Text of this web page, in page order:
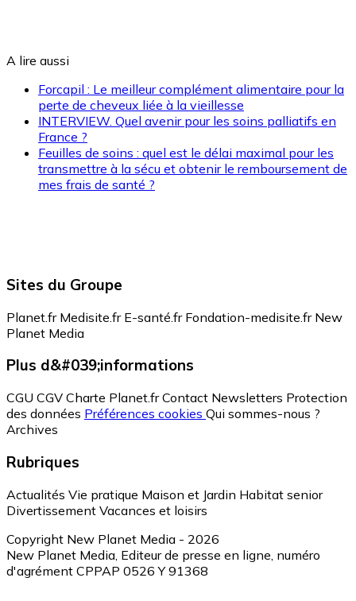
A lire aussi
Forcapil : Le meilleur complément alimentaire pour la
perte de cheveux liée à la vieillesse
INTERVIEW. Quel avenir pour les soins palliatifs en
France ?
Feuilles de soins : quel est le délai maximal pour les
transmettre à la sécu et obtenir le remboursement de
mes frais de santé ?
Sites du Groupe
Planet.fr Medisite.fr E-santé.fr Fondation-medisite.fr New
Planet Media
Plus d&#039;informations
CGU CGV Charte Planet.fr Contact Newsletters Protection
des données Préférences cookies Qui sommes-nous ?
Archives
Rubriques
Actualités Vie pratique Maison et Jardin Habitat senior
Divertissement Vacances et loisirs
Copyright New Planet Media - 2026
New Planet Media, Editeur de presse en ligne, numéro
d'agrément CPPAP 0526 Y 91368